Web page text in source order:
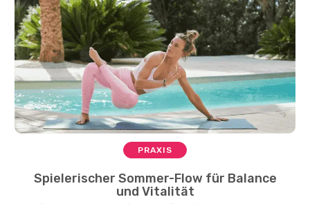
PRAXIS
Spielerischer Sommer-Flow für Balance
und Vitalität